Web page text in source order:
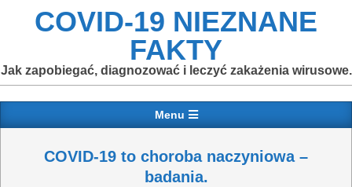
COVID-19 NIEZNANE
FAKTY
Jak zapobiegać, diagnozować i leczyć zakażenia wirusowe.
Navigation
Menu
COVID-19 to choroba naczyniowa –
badania.